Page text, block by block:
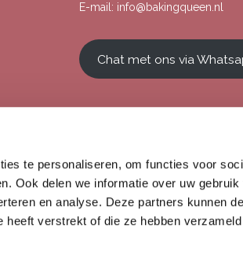
te personaliseren, om functies voor
Ook delen we informatie over uw gebruik
en analyse. Deze partners kunnen
verstrekt of die ze hebben
E-mail: info@bakingqueen.nl
Chat met ons via